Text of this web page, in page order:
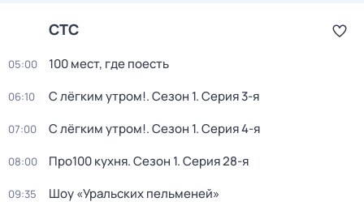
СТС
05:00 100 мест, где поесть
06:10 С лёгким утром!. Сезон 1. Серия 3-я
07:00 С лёгким утром!. Сезон 1. Серия 4-я
08:00 Про100 кухня. Сезон 1. Серия 28-я
09:35 Шоу «Уральских пельменей»